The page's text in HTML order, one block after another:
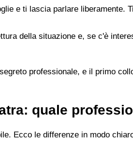
e ti lascia parlare liberamente.
della situazione e, se c'è
professionale, e il primo
quale
Ecco le differenze in modo